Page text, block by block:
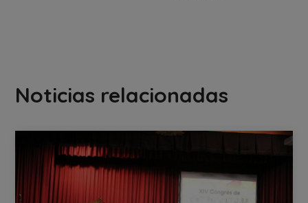
Noticias relacionadas